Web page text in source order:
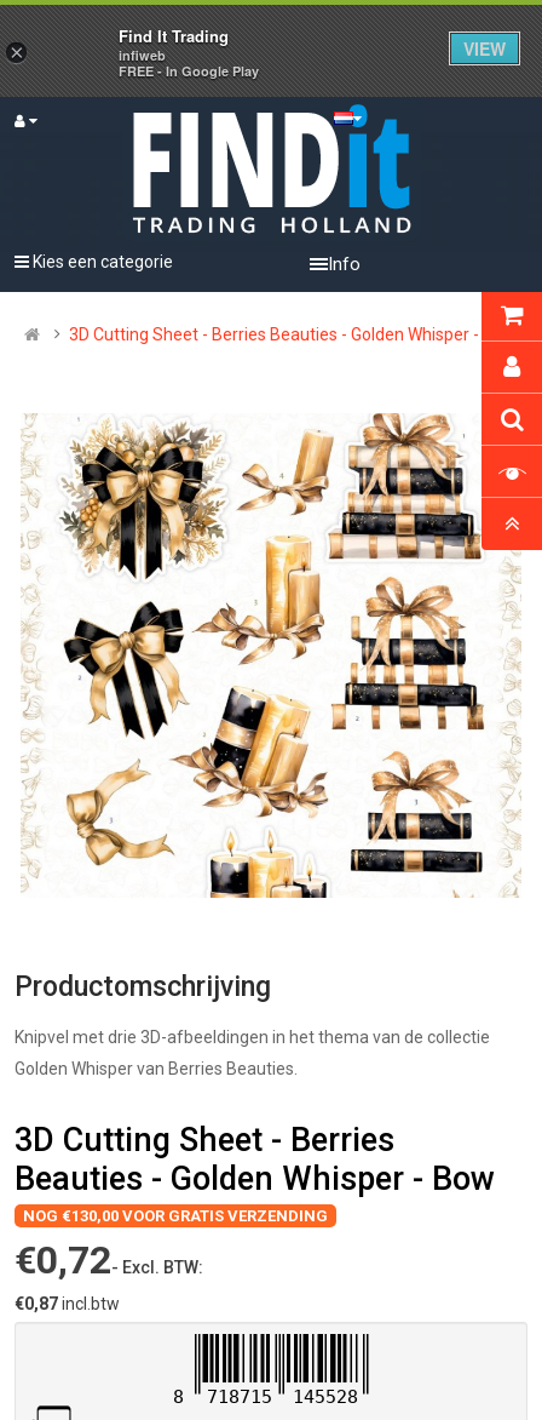
Info
Kies een categorie
3D Cutting Sheet - Berries Beauties - Golden Whisper - Bow
Productomschrijving
Knipvel met drie 3D-afbeeldingen in het thema van de collectie
Golden Whisper van Berries Beauties.
3D Cutting Sheet - Berries
Beauties - Golden Whisper - Bow
NOG €130,00 VOOR GRATIS VERZENDING
€0,72- Excl. BTW:
€0,87incl.btw
8 718715 145528
×
Find It Trading
infiweb
FREE - In Google Play
VIEW